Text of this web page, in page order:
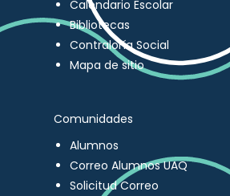
Calendario Escolar
Bibliotecas
Contraloría Social
Mapa de sitio
Comunidades
Alumnos
Correo Alumnos UAQ
Solicitud Correo